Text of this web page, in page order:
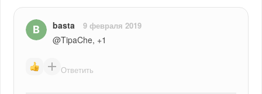
basta 9 февраля 2019
@TipaChe, +1
Ответить